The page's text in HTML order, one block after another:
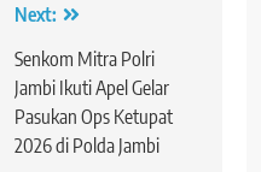
Next:
Senkom Mitra Polri
Jambi Ikuti Apel Gelar
Pasukan Ops Ketupat
2026 di Polda Jambi